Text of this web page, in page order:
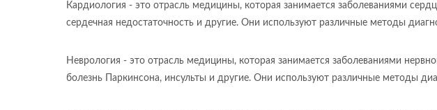
Кардиология - это отрасль медицины, которая занимается заболеваниями
сердечная недостаточность и другие. Они используют различные методы
Неврология - это отрасль медицины, которая занимается заболеваниями
болезнь Паркинсона, инсульты и другие. Они используют различные методы